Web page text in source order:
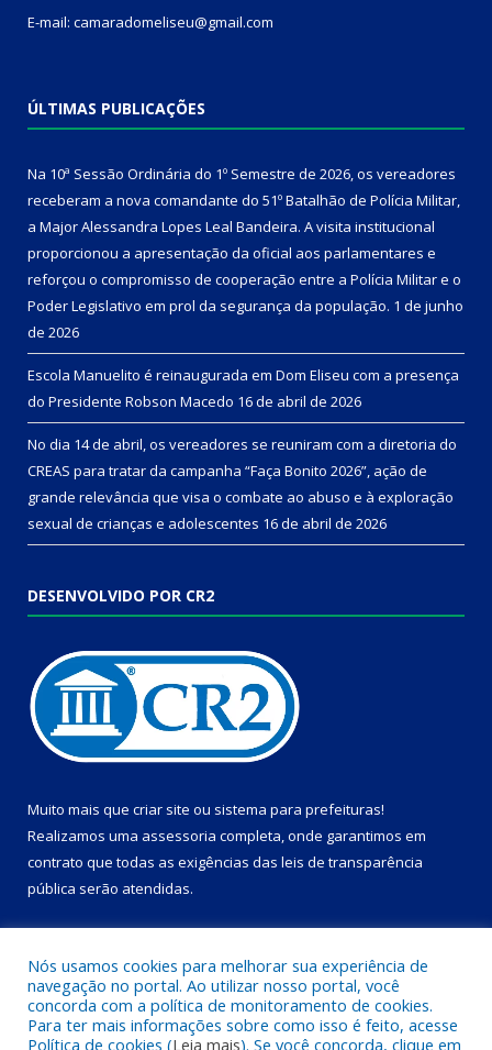
E-mail: camaradomeliseu@gmail.com
ÚLTIMAS PUBLICAÇÕES
Na 10ª Sessão Ordinária do 1º Semestre de 2026, os vereadores
receberam a nova comandante do 51º Batalhão de Polícia Militar,
a Major Alessandra Lopes Leal Bandeira. A visita institucional
proporcionou a apresentação da oficial aos parlamentares e
reforçou o compromisso de cooperação entre a Polícia Militar e o
Poder Legislativo em prol da segurança da população. 1 de junho
de 2026
Escola Manuelito é reinaugurada em Dom Eliseu com a presença
do Presidente Robson Macedo 16 de abril de 2026
No dia 14 de abril, os vereadores se reuniram com a diretoria do
CREAS para tratar da campanha “Faça Bonito 2026”, ação de
grande relevância que visa o combate ao abuso e à exploração
sexual de crianças e adolescentes 16 de abril de 2026
DESENVOLVIDO POR CR2
Muito mais que criar site ou sistema para prefeituras!
Realizamos uma assessoria completa, onde garantimos em
contrato que todas as exigências das leis de transparência
pública serão atendidas.
Nós usamos cookies para melhorar sua experiência de
navegação no portal. Ao utilizar nosso portal, você
concorda com a política de monitoramento de cookies.
Para ter mais informações sobre como isso é feito, acesse
Política de cookies (Leia mais). Se você concorda, clique em